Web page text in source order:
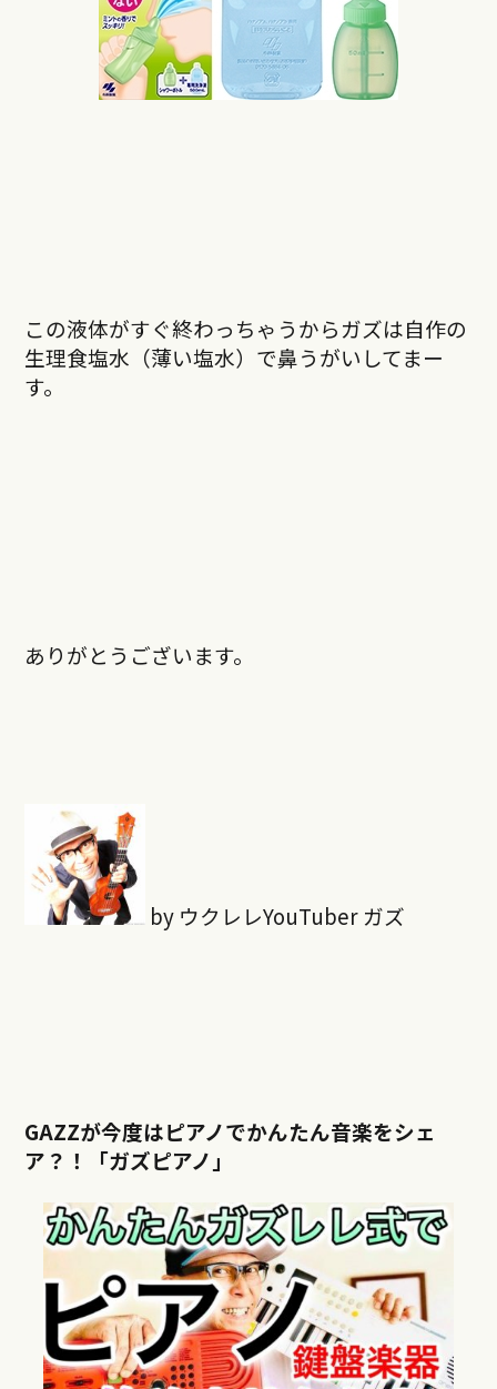
この液体がすぐ終わっちゃうからガズは自作の
生理食塩水（薄い塩水）で鼻うがいしてまー
す。
ありがとうございます。
by ウクレレYouTuber ガズ
GAZZが今度はピアノでかんたん音楽をシェ
ア？！「ガズピアノ」